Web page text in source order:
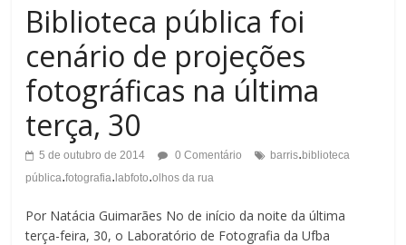
Biblioteca pública foi
cenário de projeções
fotográficas na última
terça, 30
5 de outubro de 2014 0 Comentário barris.biblioteca
pública.fotografia.labfoto.olhos da rua
Por Natácia Guimarães No de início da noite da última
terça-feira, 30, o Laboratório de Fotografia da Ufba